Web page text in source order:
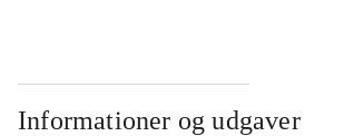
Informationer og udgaver